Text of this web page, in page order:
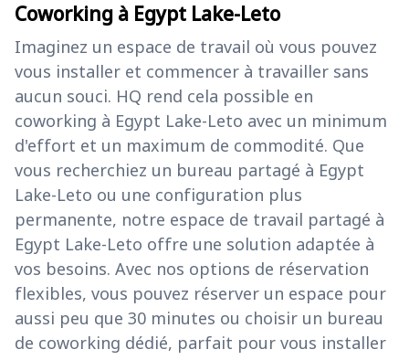
Coworking à Egypt Lake-Leto
Imaginez un espace de travail où vous pouvez
vous installer et commencer à travailler sans
aucun souci. HQ rend cela possible en
coworking à Egypt Lake-Leto avec un minimum
d'effort et un maximum de commodité. Que
vous recherchiez un bureau partagé à Egypt
Lake-Leto ou une configuration plus
permanente, notre espace de travail partagé à
Egypt Lake-Leto offre une solution adaptée à
vos besoins. Avec nos options de réservation
flexibles, vous pouvez réserver un espace pour
aussi peu que 30 minutes ou choisir un bureau
de coworking dédié, parfait pour vous installer